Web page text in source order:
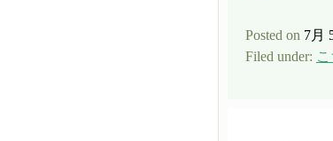
Posted on 7月
Filed under: